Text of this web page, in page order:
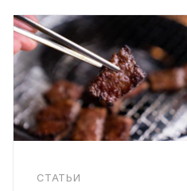
СТАТЬИ